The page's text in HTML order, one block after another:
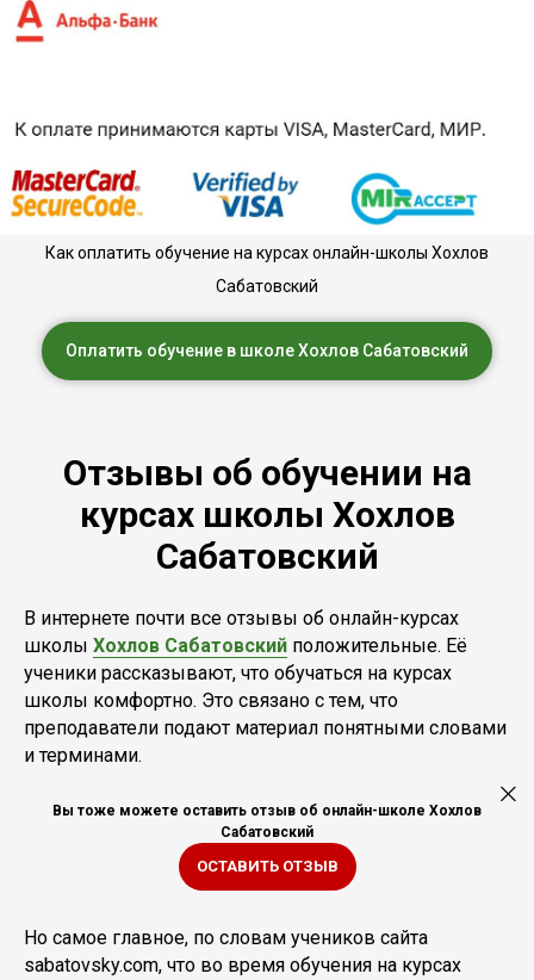
Как оплатить обучение на курсах онлайн-школы Хохлов
Сабатовский
Оплатить обучение в школе Хохлов Сабатовский
Отзывы об обучении на
курсах школы Хохлов
Сабатовский
В интернете почти все отзывы об онлайн-курсах
школы Хохлов Сабатовский положительные. Её
ученики рассказывают, что обучаться на курсах
школы комфортно. Это связано с тем, что
преподаватели подают материал понятными словами
и терминами.
Вы тоже можете оставить отзыв об онлайн-школе Хохлов
Сабатовский
ОСТАВИТЬ ОТЗЫВ
Но самое главное, по словам учеников сайта
sabatovsky.com, что во время обучения на курсах